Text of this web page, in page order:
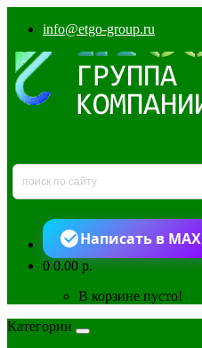
info@etgo-group.ru
Написать в MAX
00.00 р.
В корзине пусто!
Категории